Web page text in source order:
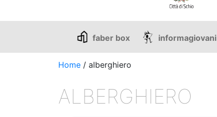
faber box informagiovani
Home / alberghiero
ALBERGHIERO